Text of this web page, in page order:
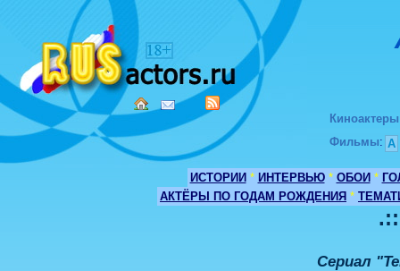
Киноактеры
Фильмы: А
ИСТОРИИ * ИНТЕРВЬЮ * ОБОИ *
АКТЁРЫ ПО ГОДАМ РОЖДЕНИЯ *
Сериал